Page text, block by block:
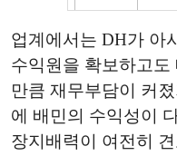
업계에서는 DH가 아
수익원을 확보하고도
만큼 재무부담이 커
에 배민의 수익성이
장지배력이 여전히